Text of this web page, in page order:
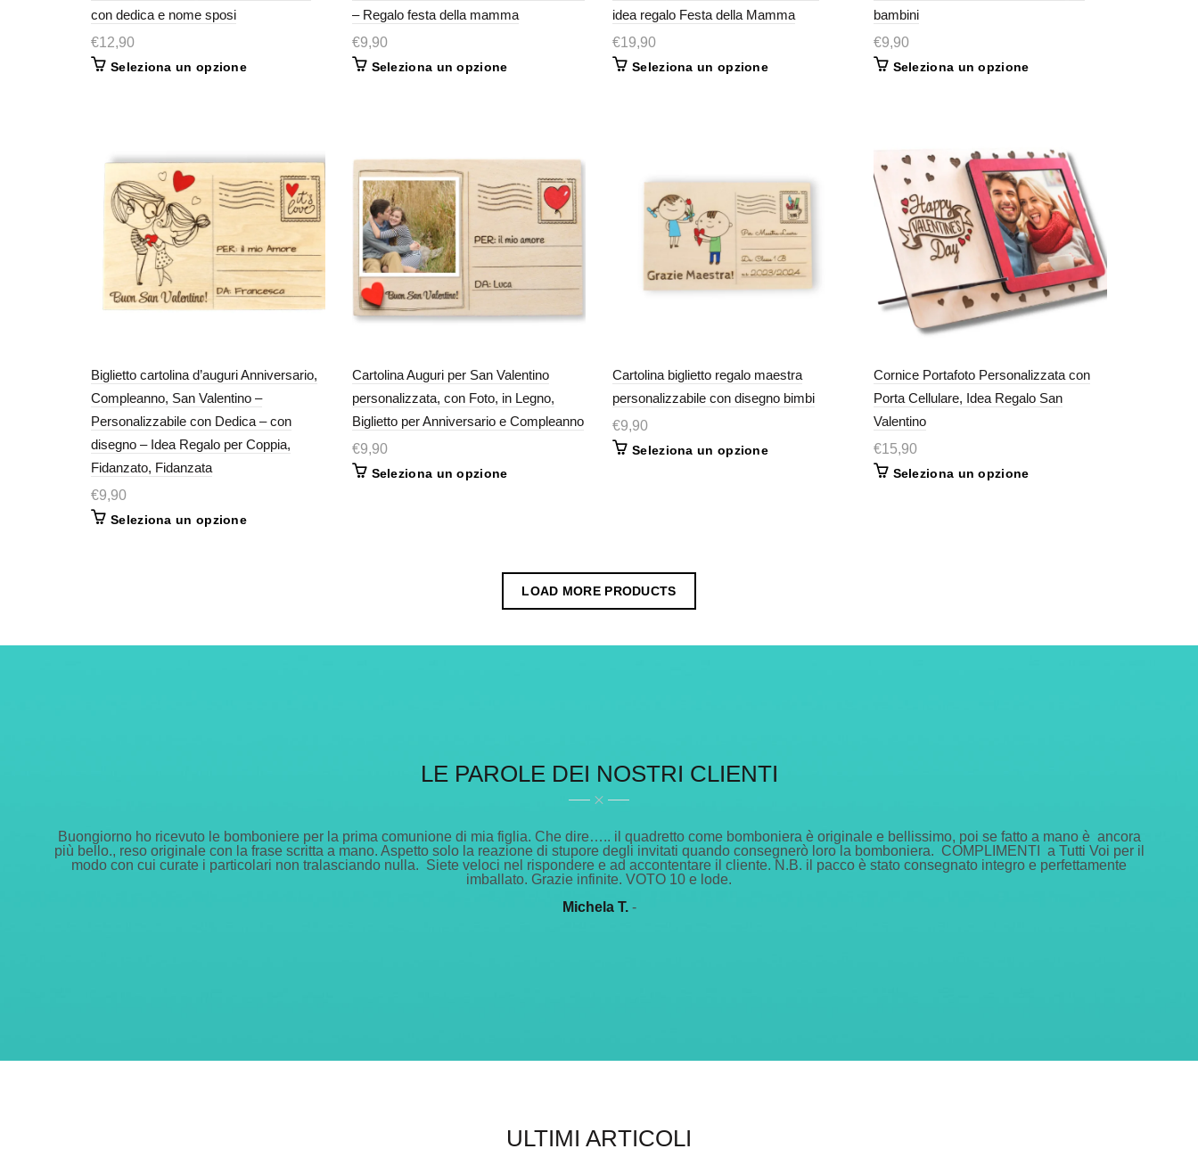
con dedica e nome sposi
€12,90
Seleziona un opzione
– Regalo festa della mamma
€9,90
Seleziona un opzione
idea regalo Festa della Mamma
€19,90
Seleziona un opzione
bambini
€9,90
Seleziona un opzione
Biglietto cartolina d’auguri Anniversario,
Compleanno, San Valentino –
Personalizzabile con Dedica – con
disegno – Idea Regalo per Coppia,
Fidanzato, Fidanzata
€9,90
Seleziona un opzione
Cartolina Auguri per San Valentino
personalizzata, con Foto, in Legno,
Biglietto per Anniversario e Compleanno
€9,90
Seleziona un opzione
Cartolina biglietto regalo maestra
personalizzabile con disegno bimbi
€9,90
Seleziona un opzione
Cornice Portafoto Personalizzata con
Porta Cellulare, Idea Regalo San
Valentino
€15,90
Seleziona un opzione
LOAD MORE PRODUCTS
LE PAROLE DEI NOSTRI CLIENTI
Buongiorno ho ricevuto le bomboniere per la prima comunione di mia figlia. Che dire….. il quadretto come bomboniera è originale e bellissimo, poi se fatto a mano è ancora
più bello., reso originale con la frase scritta a mano. Aspetto solo la reazione di stupore degli invitati quando consegnerò loro la bomboniera. COMPLIMENTI a Tutti Voi per il
modo con cui curate i particolari non tralasciando nulla. Siete veloci nel rispondere e ad accontentare il cliente. N.B. il pacco è stato consegnato integro e perfettamente
imballato. Grazie infinite. VOTO 10 e lode.
Michela T.
ULTIMI ARTICOLI